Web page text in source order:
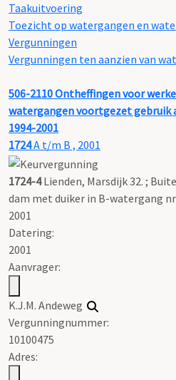
Taakuitvoering
Toezicht op watergangen en
Vergunningen
Vergunningen ten aanzien van
506-2110Ontheffingen voor
watergangen voortgezet gebruik
1994-2001
1724A t/m B , 2001
1724-4Lienden, Marsdijk 32. ;
dam met duiker in B-watergang
2001
Datering:
2001
Aanvrager:
K.J.M. Andeweg
Vergunningnummer:
10100475
Adres: